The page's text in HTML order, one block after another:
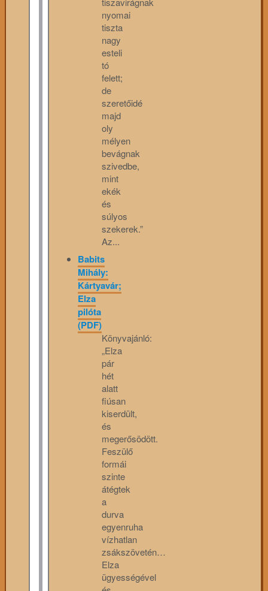
nyomai
tiszta
nagy
esteli
tó
felett;
de
szeretőidé
majd
oly
mélyen
bevágnak
szivedbe,
mint
ekék
és
súlyos
szekerek.”
Az...
Babits
Mihály:
Kártyavár;
Elza
pilóta
(PDF)
Könyvajánló:
„Elza
pár
hét
alatt
fiúsan
kiserdült,
és
megerősödött.
Feszülő
formái
szinte
átégtek
a
durva
egyenruha
vízhatlan
zsákszövetén…
Elza
ügyességével